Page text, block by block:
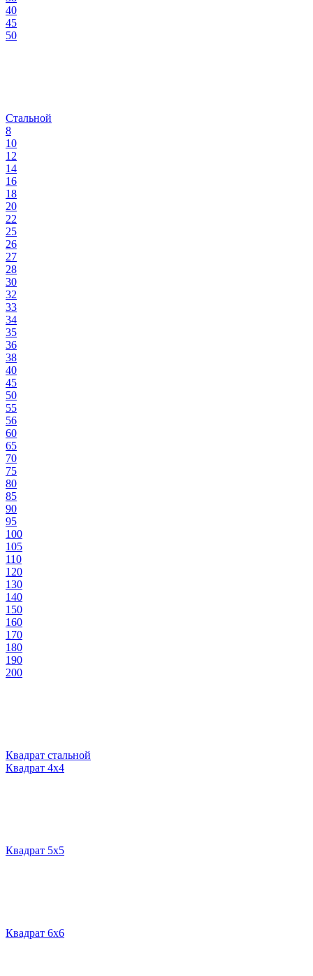
40
45
50
Стальной
8
10
12
14
16
18
20
22
25
26
27
28
30
32
33
34
35
36
38
40
45
50
55
56
60
65
70
75
80
85
90
95
100
105
110
120
130
140
150
160
170
180
190
200
Квадрат стальной
Квадрат 4х4
Квадрат 5х5
Квадрат 6х6